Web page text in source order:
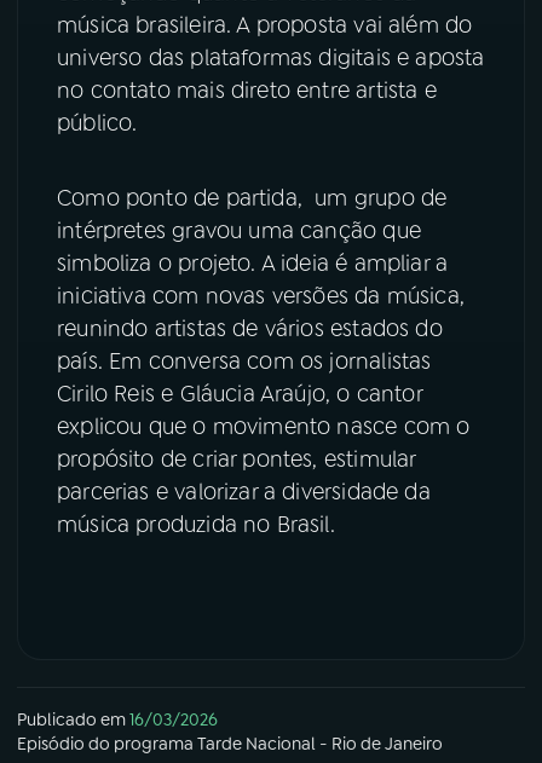
YouTube Facebook
Instagram X
TikTok
música brasileira. A proposta vai além do
universo das plataformas digitais e aposta
no contato mais direto entre artista e
público.
Como ponto de partida, um grupo de
intérpretes gravou uma canção que
simboliza o projeto. A ideia é ampliar a
iniciativa com novas versões da música,
reunindo artistas de vários estados do
país. Em conversa com os jornalistas
Cirilo Reis e Gláucia Araújo, o cantor
explicou que o movimento nasce com o
propósito de criar pontes, estimular
parcerias e valorizar a diversidade da
música produzida no Brasil.
Publicado em16/03/2026
Episódio do programa Tarde Nacional - Rio de Janeiro